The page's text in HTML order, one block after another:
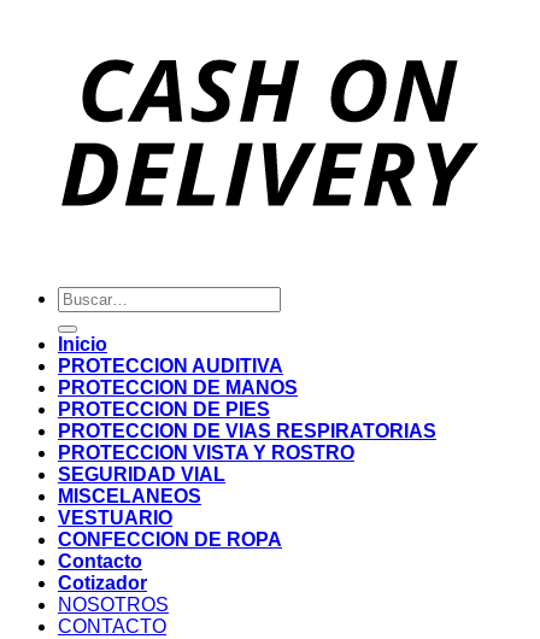
Buscar
por:
Inicio
PROTECCION AUDITIVA
PROTECCION DE MANOS
PROTECCION DE PIES
PROTECCION DE VIAS RESPIRATORIAS
PROTECCION VISTA Y ROSTRO
SEGURIDAD VIAL
MISCELANEOS
VESTUARIO
CONFECCION DE ROPA
Contacto
Cotizador
NOSOTROS
CONTACTO